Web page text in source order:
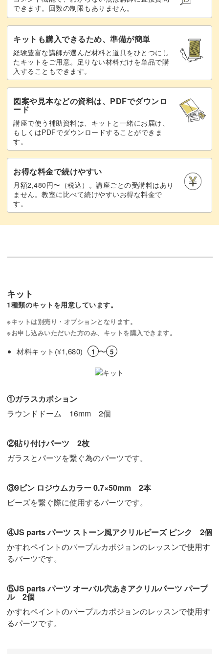
できます。回数の制限もありません。
キットも購入できるため、準備が簡単
経験豊富な講師が選んだ材料と道具をひとつにし
たキットをご用意。足りない材料だけを単品で購
入することもできます。
図案や見本などの資料は、PDFでダウンロ
ード
講座で使う補助資料は、キットと一緒にお届け、
もしくはPDFでダウンロードすることができま
す。
お得な料金で続けやすい
月額2,480円〜（税込）。講座ごとの受講料はあり
ません。教室に比べて続けやすいお得な料金で
す。
キット
1種類のキットを用意しています。
※キットは別売り・オプションとなります。
※お申し込みいただいた方のみ、キットを購入できます。
材料キット(¥1,680) 1 〜 5
①ガラスカボション
ラウンドドーム 16mm 2個
②貼り付けパーツ 2枚
ガラスとパーツを繋ぐ為のパーツです。
③9ピン ロジウムカラー 0.7×50mm 2本
ビーズを繋ぐ際に使用するパーツです。
④JS parts パーツ ストーン風アクリルビーズ ピンク 2個
かすれペイントのパープルカポジョンのレッスンで使用す
るパーツです。
⑤JS parts パーツ オーバル穴あきアクリルパーツ パープ
ル 2個
かすれペイントのパープルカポジョンのレッスンで使用す
るパーツです。